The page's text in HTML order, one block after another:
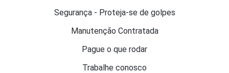
Segurança - Proteja-se de golpes
Manutenção Contratada
Pague o que rodar
Trabalhe conosco